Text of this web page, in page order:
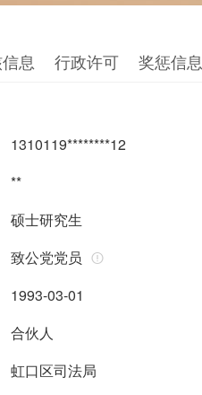
息 行政许可 奖惩信息
1310119********12
**
硕士研究生
致公党党员
1993-03-01
合伙人
虹口区司法局